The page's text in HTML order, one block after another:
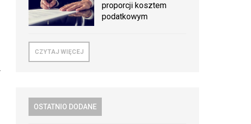
proporcji kosztem
podatkowym
CZYTAJ WIĘCEJ
OSTATNIO DODANE